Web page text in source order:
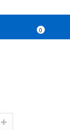
0